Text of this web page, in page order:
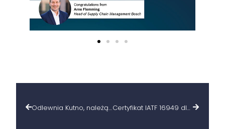
Odlewnia Kutno, należąca do Grupy Luma Automation, na MSPO 2025 w Kielcach Certyfikat IATF 16949 dla Aludesign